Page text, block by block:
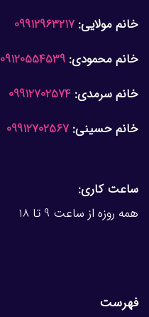
خانم مولایی: 09912963217
خانم محمودی: 09120554539
خانم سرمدی: 09912702574
خانم حسینی: 09912702567
ساعت کاری:
همه روزه از ساعت 9 تا 18
فهرست